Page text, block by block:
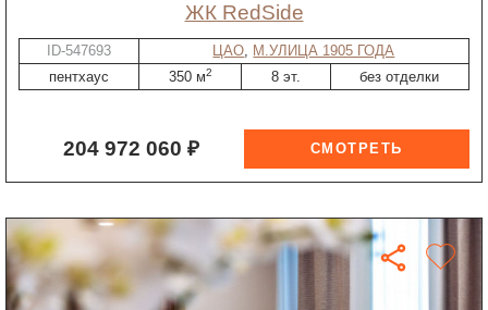
ЖК RedSide
ID-547693 ЦАО, М.УЛИЦА 1905 ГОДА
пентхаус
350 м2 8 эт. без отделки
204 972 060 ₽